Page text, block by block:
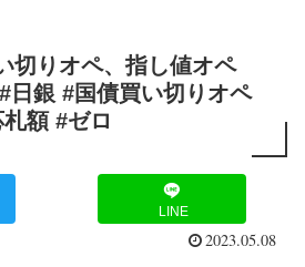
切りオペ、指し値オペ
日銀 #国債買い切りオペ
額 #ゼロ
LINE
2023.05.08